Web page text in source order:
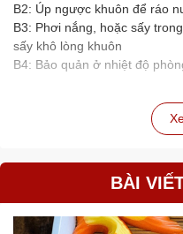
B2: Úp ngược khuôn để ráo
B3: Phơi nắng, hoặc sấy
sấy khô lòng khuôn
B4: Bảo quản ở nhiệt độ
BÀI